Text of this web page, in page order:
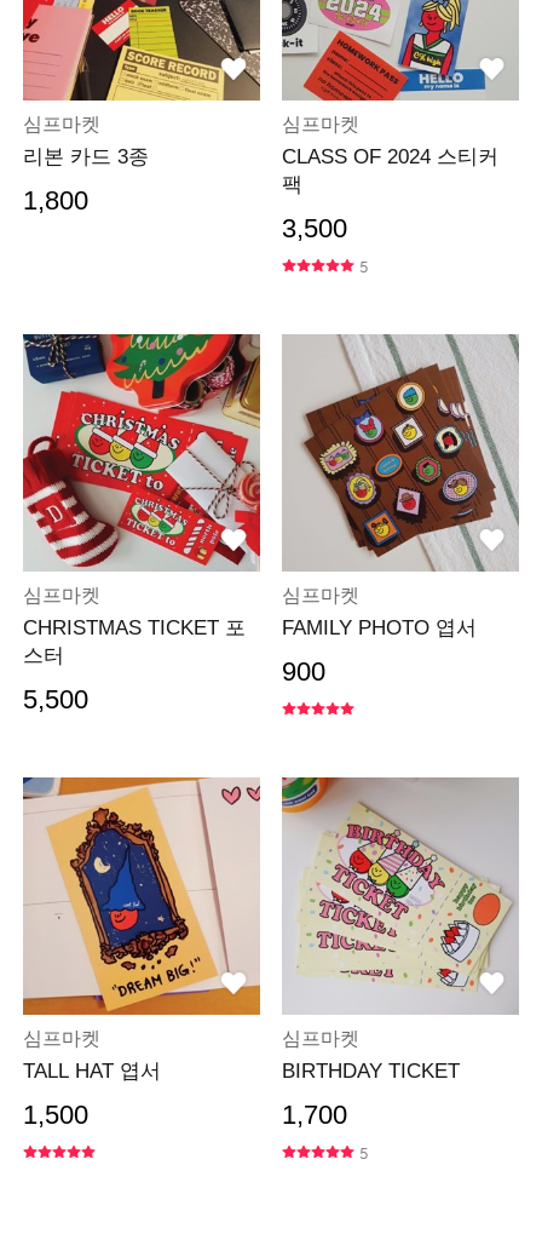
심프마켓
리본 카드 3종
1,800
심프마켓
CLASS OF 2024 스티커
팩
3,500
5
심프마켓
CHRISTMAS TICKET 포
스터
5,500
심프마켓
FAMILY PHOTO 엽서
900
심프마켓
TALL HAT 엽서
1,500
심프마켓
BIRTHDAY TICKET
1,700
5